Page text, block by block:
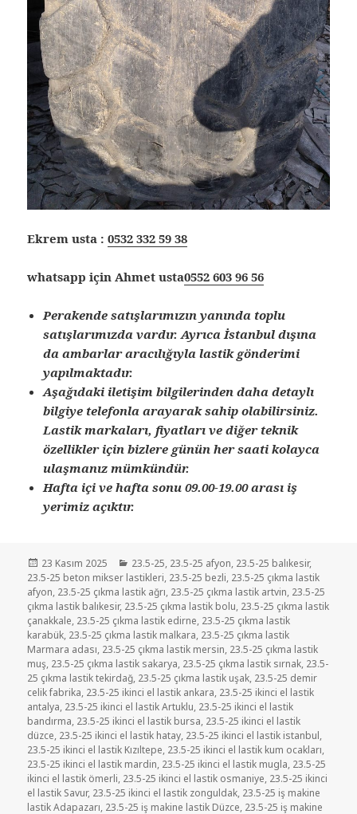
Ekrem usta :0532 332 59 38
whatsapp için Ahmet usta0552 603 96 56
Perakende satışlarımızın yanında toplu
satışlarımızda vardır. Ayrıca İstanbul dışına
da ambarlar aracılığıyla lastik gönderimi
yapılmaktadır.
Aşağıdaki iletişim bilgilerinden daha detaylı
bilgiye telefonla arayarak sahip olabilirsiniz.
Lastik markaları, fiyatları ve diğer teknik
özellikler için bizlere günün her saati kolayca
ulaşmanız mümkündür.
Hafta içi ve hafta sonu 09.00-19.00 arası iş
yerimiz açıktır.
Yayın
tarihi
23 Kasım 2025 Kategoriler
23.5-25, 23.5-25 afyon, 23.5-25 balıkesir,
23.5-25 beton mikser lastikleri, 23.5-25 bezli, 23.5-25 çıkma lastik
afyon, 23.5-25 çıkma lastik ağrı, 23.5-25 çıkma lastik artvin, 23.5-25
çıkma lastik balıkesir, 23.5-25 çıkma lastik bolu, 23.5-25 çıkma lastik
çanakkale, 23.5-25 çıkma lastik edirne, 23.5-25 çıkma lastik
karabük, 23.5-25 çıkma lastik malkara, 23.5-25 çıkma lastik
Marmara adası, 23.5-25 çıkma lastik mersin, 23.5-25 çıkma lastik
muş, 23.5-25 çıkma lastik sakarya, 23.5-25 çıkma lastik sırnak, 23.5-
25 çıkma lastik tekirdağ, 23.5-25 çıkma lastik uşak, 23.5-25 demir
celik fabrika, 23.5-25 ikinci el lastik ankara, 23.5-25 ikinci el lastik
antalya, 23.5-25 ikinci el lastik Artuklu, 23.5-25 ikinci el lastik
bandırma, 23.5-25 ikinci el lastik bursa, 23.5-25 ikinci el lastik
düzce, 23.5-25 ikinci el lastik hatay, 23.5-25 ikinci el lastik istanbul,
23.5-25 ikinci el lastik Kızıltepe, 23.5-25 ikinci el lastik kum ocakları,
23.5-25 ikinci el lastik mardin, 23.5-25 ikinci el lastik mugla, 23.5-25
ikinci el lastik ömerli, 23.5-25 ikinci el lastik osmaniye, 23.5-25 ikinci
el lastik Savur, 23.5-25 ikinci el lastik zonguldak, 23.5-25 iş makine
lastik Adapazarı, 23.5-25 iş makine lastik Düzce, 23.5-25 iş makine